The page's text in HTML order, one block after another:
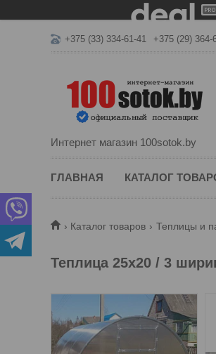
+375 (33) 334-61-41 +375 (29) 364-
Интернет магазин 100sotok.by
ГЛАВНАЯ КАТАЛОГ
Каталог товаров Теплицы и
Теплица 25х20 / 3